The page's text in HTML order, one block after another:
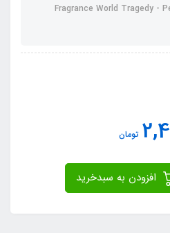
Fragrance World Tragedy -
تومان